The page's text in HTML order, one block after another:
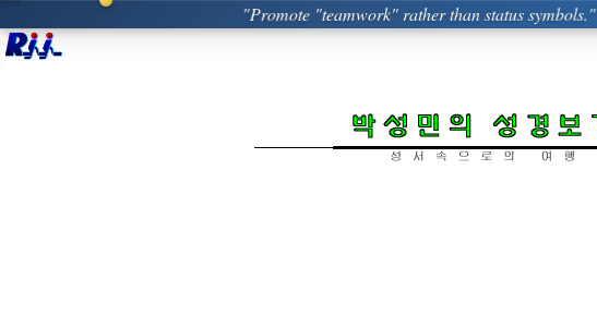
"Promote "teamwork" rather than status symbols."